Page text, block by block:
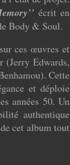
écrit en
Body & Soul.
ces œuvres et
(Jerry Edwards,
Cette
et déploie
années 50. Un
authentique
cet album tout